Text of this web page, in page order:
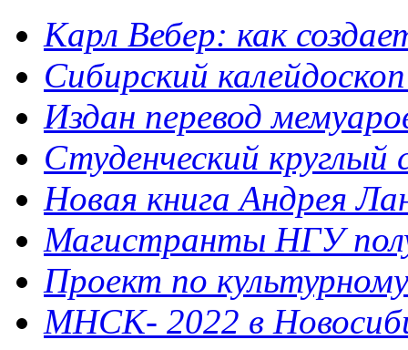
Карл Вебер: как
Сибирский
Издан перевод
Студенческий круглый
Новая книга Андрея
Магистранты НГУ
Проект по
МНСК- 2022 в